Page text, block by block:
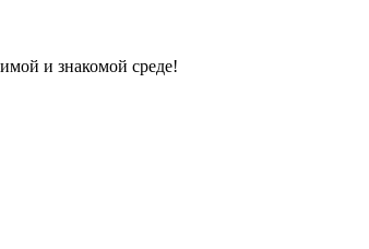
и знакомой среде!